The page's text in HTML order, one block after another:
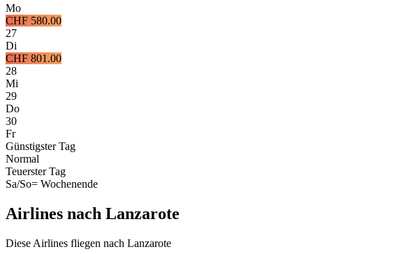
Mo
CHF 580.00
27
Di
CHF 801.00
28
Mi
29
Do
30
Fr
Günstigster Tag
Normal
Teuerster Tag
Sa/So= Wochenende
Airlines nach Lanzarote
Diese Airlines fliegen nach Lanzarote